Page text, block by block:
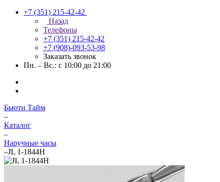
+7 (351) 215-42-42
Назад
Телефоны
+7 (351) 215-42-42
+7 (908)-093-53-98
Заказать звонок
Пн. – Вс.: с 10:00 до 21:00
Бьюти Тайм
–
Каталог
–
Наручные часы
–JL 1-1844H